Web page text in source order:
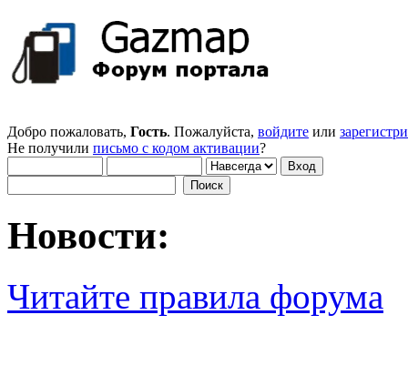
Добро пожаловать, Гость. Пожалуйста, войдите или
Не получили письмо с кодом активации?
Новости:
Читайте правила форума